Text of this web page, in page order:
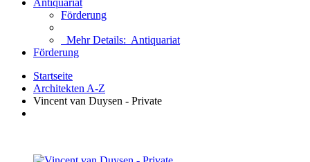
Antiquariat
Förderung
Mehr Details: Antiquariat
Förderung
Startseite
Architekten A-Z
Vincent van Duysen - Private